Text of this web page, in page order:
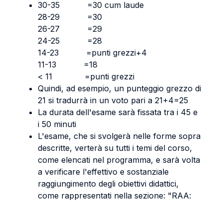
30-35 =30 cum laude
28-29 =30
26-27 =29
24-25 =28
14-23 =punti grezzi+4
11-13 =18
< 11 =punti grezzi
Quindi, ad esempio, un punteggio grezzo di
21 si tradurrà in un voto pari a 21+4=25
La durata dell'esame sarà fissata tra i 45 e
i 50 minuti
L'esame, che si svolgerà nelle forme sopra
descritte, verterà su tutti i temi del corso,
come elencati nel programma, e sarà volta
a verificare l'effettivo e sostanziale
raggiungimento degli obiettivi didattici,
come rappresentati nella sezione: "RAA: